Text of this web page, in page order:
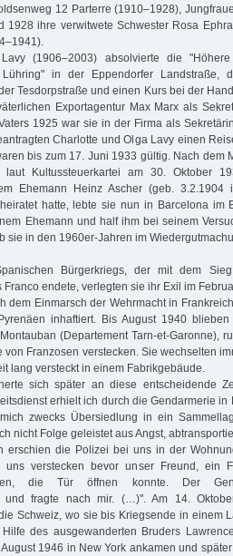
12 Parterre (1910–1928),
1928 ihre verwitwete Schwester Rosa
(1906–2003) absolvierte die
in der Eppendorfer Landstraße,
Tesdorpstraße und einen Kurs bei der
Exportagentur Max Marx als
1925 war sie in der Firma als
Charlotte und Olga Lavy einen
bis zum 17. Juni 1933 gültig. Nach dem
Kultussteuerkartei am 30. Oktober
Ehemann Heinz Ascher (geb.
hatte, lebte sie nun in Barcelona im
Ehemann und half ihm bei seinem
sie in den 1960er-Jahren im
Bürgerkriegs, der mit dem
Franco endete, verlegten sie ihr Exil im
dem Einmarsch der Wehrmacht in
inhaftiert. Bis August 1940
(Departement Tarn-et-Garonne),
von Franzosen verstecken. Sie wechselten
lang versteckt in einem Fabrikgebäude.
sich später an diese entscheidende
erhielt ich durch die Gendarmerie in
zwecks Übersiedlung in ein
nicht Folge geleistet aus Angst,
erschien die Polizei bei uns in der
uns verstecken bevor unser Freund, ein
die Tür öffnen konnte. Der
und fragte nach mir. (…)". Am 14.
Schweiz, wo sie bis Kriegsende in einem
des ausgewanderten Bruders
1946 in New York ankamen und